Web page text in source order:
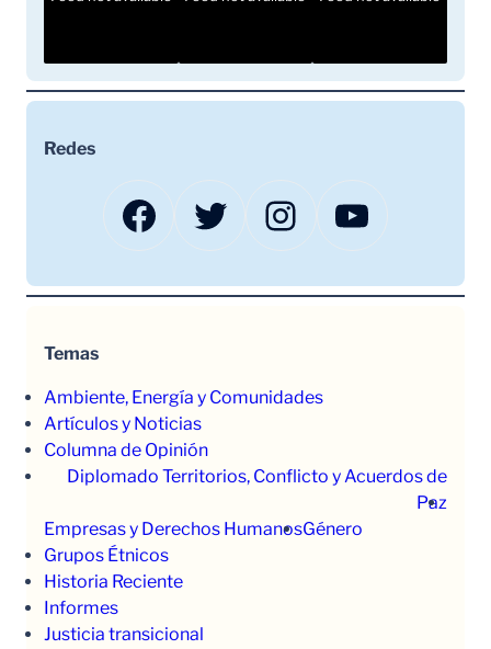
Redes
Facebook Twitter Instagram YouTube
Temas
Ambiente, Energía y Comunidades
Artículos y Noticias
Columna de Opinión
Diplomado Territorios, Conflicto y Acuerdos de
Paz
Empresas y Derechos HumanosGénero
Grupos Étnicos
Historia Reciente
Informes
Justicia transicional